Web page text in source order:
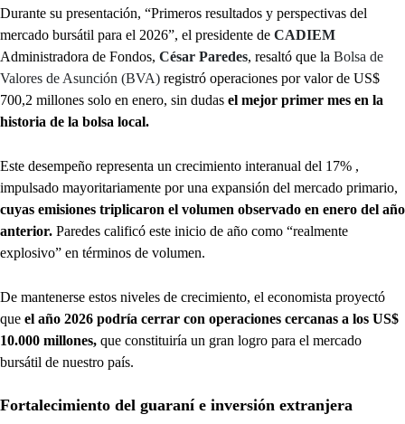
Durante su presentación, “Primeros resultados y perspectivas del
mercado bursátil para el 2026”, el presidente de CADIEM
Administradora de Fondos, César Paredes, resaltó que la Bolsa de
Valores de Asunción (BVA) registró operaciones por valor de US$
700,2 millones solo en enero, sin dudas el mejor primer mes en la
historia de la bolsa local.
Este desempeño representa un crecimiento interanual del 17% ,
impulsado mayoritariamente por una expansión del mercado primario,
cuyas emisiones triplicaron el volumen observado en enero del año
anterior. Paredes calificó este inicio de año como “realmente
explosivo” en términos de volumen.
De mantenerse estos niveles de crecimiento, el economista proyectó
que el año 2026 podría cerrar con operaciones cercanas a los US$
10.000 millones, que constituiría un gran logro para el mercado
bursátil de nuestro país.
Fortalecimiento del guaraní e inversión extranjera